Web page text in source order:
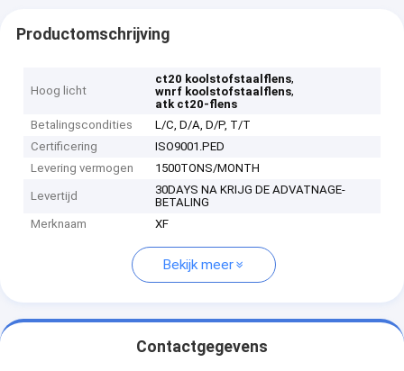
Productomschrijving
Hoog licht
ct20 koolstofstaalflens,
wnrf koolstofstaalflens,
atk ct20-flens
Betalingscondities
L/C, D/A, D/P, T/T
Certificering
ISO9001.PED
Levering vermogen
1500TONS/MONTH
Levertijd
30DAYS NA KRIJG DE ADVATNAGE-
BETALING
Merknaam
XF
Bekijk meer
Contactgegevens